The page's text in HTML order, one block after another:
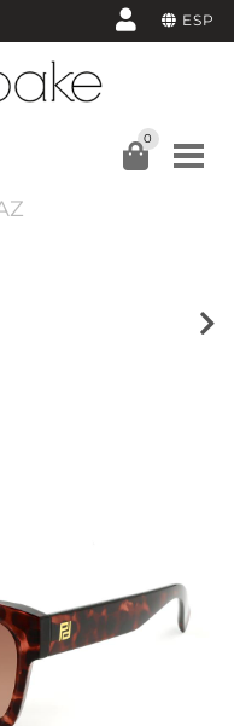
ESP
0